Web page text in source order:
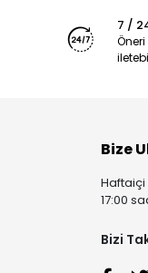
7 /
Bize
Haftaiçi
17:00
Bizi